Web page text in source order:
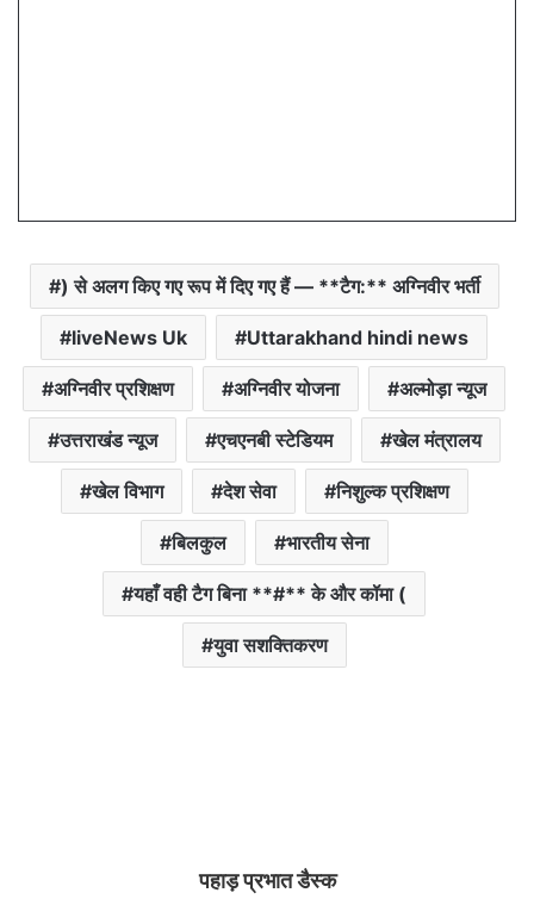
) से अलग किए गए रूप में दिए गए हैं — **टैग:** अग्निवीर भर्ती
liveNews Uk Uttarakhand hindi news
अग्निवीर प्रशिक्षण अग्निवीर योजना अल्मोड़ा न्यूज
उत्तराखंड न्यूज एचएनबी स्टेडियम खेल मंत्रालय
खेल विभाग देश सेवा निशुल्क प्रशिक्षण
बिलकुल भारतीय सेना
यहाँ वही टैग बिना **#** के और कॉमा (
युवा सशक्तिकरण
पहाड़ प्रभात डैस्क